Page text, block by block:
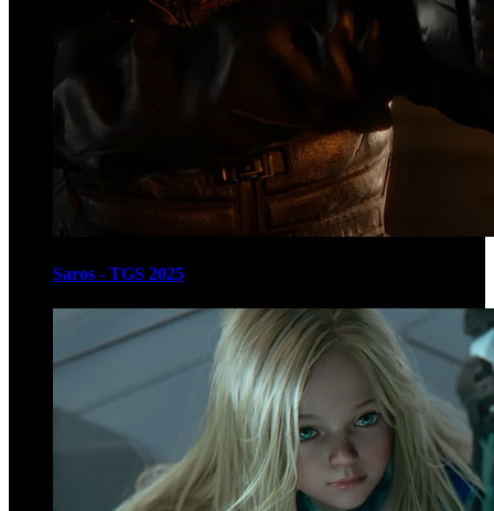
Saros - TGS 2025